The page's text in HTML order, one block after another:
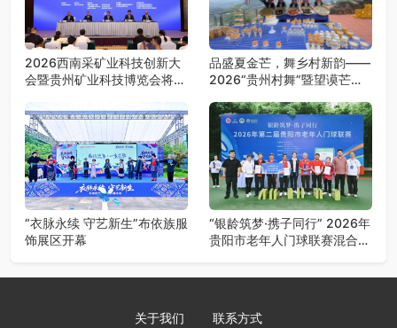
2026西南采矿业科技创新大
会暨贵州矿业科技博览会将在
品盛夏金芒，舞乡村新韵——
2026“贵州村舞”暨望谟芒果
“衣脉永续 守艺新生”布依族服
饰展区开幕
“银龄筑梦·携子同行” 2026年
贵阳市老年人门球联赛混合团
关于我们 联系方式